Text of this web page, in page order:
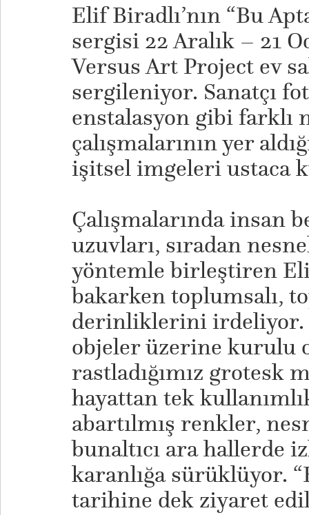
Elif Biradlı’nın “Bu
sergisi 22 Aralık – 21
Versus Art Project ev
sergileniyor. Sanatçı
enstalasyon gibi farklı
çalışmalarının yer
işitsel imgeleri ustaca
Çalışmalarında insan
uzuvları, sıradan
yöntemle birleştiren
bakarken toplumsalı,
derinliklerini irdeliyor.
objeler üzerine kurulu
rastladığımız grotesk
hayattan tek
abartılmış renkler,
bunaltıcı ara hallerde
karanlığa sürüklüyor.
tarihine dek ziyaret